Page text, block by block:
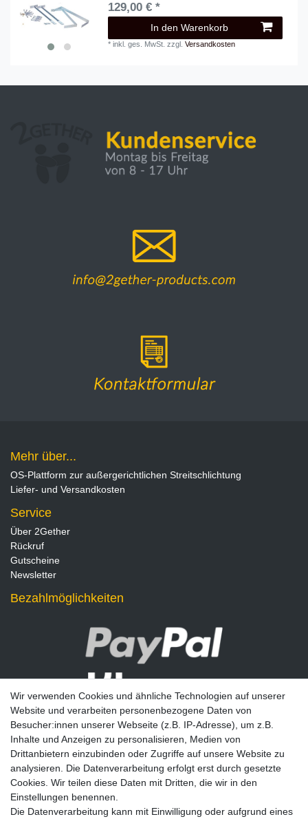
129,00 € *
In den Warenkorb
*inkl. ges. MwSt. zzgl.Versandkosten
Mehr über...
OS-Plattform zur außergerichtlichen Streitschlichtung
Liefer- und Versandkosten
Service
Über 2Gether
Rückruf
Gutscheine
Newsletter
Bezahlmöglichkeiten
Newsletter
E-MAIL **
Wir verwenden Cookies und ähnliche Technologien auf unserer
Website und verarbeiten personenbezogene Daten von
Besucher:innen unserer Webseite (z.B. IP-Adresse), um z.B.
Inhalte und Anzeigen zu personalisieren, Medien von
Drittanbietern einzubinden oder Zugriffe auf unsere Website zu
analysieren. Die Datenverarbeitung erfolgt erst durch gesetzte
Cookies. Wir teilen diese Daten mit Dritten, die wir in den
Einstellungen benennen.
Die Datenverarbeitung kann mit Einwilligung oder aufgrund eines